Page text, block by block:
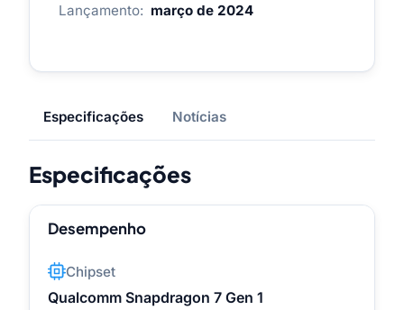
Lançamento: março de 2024
Especificações Notícias
Especificações
Desempenho
Chipset
Qualcomm Snapdragon 7 Gen 1